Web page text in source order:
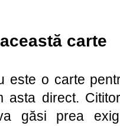
carte
este o carte
asta direct.
găsi prea